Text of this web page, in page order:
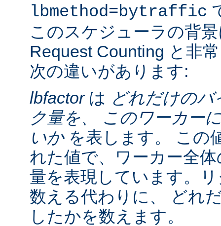
lbmethod=bytraffic
このスケジューラの背
Request Counting と非
次の違いがあります:
lbfactorは どれだけの
ク量を、 このワーカー
いかを表します。 この
れた値で、ワーカー全
量を表現しています。
数える代わりに、 どれ
したかを数えます。